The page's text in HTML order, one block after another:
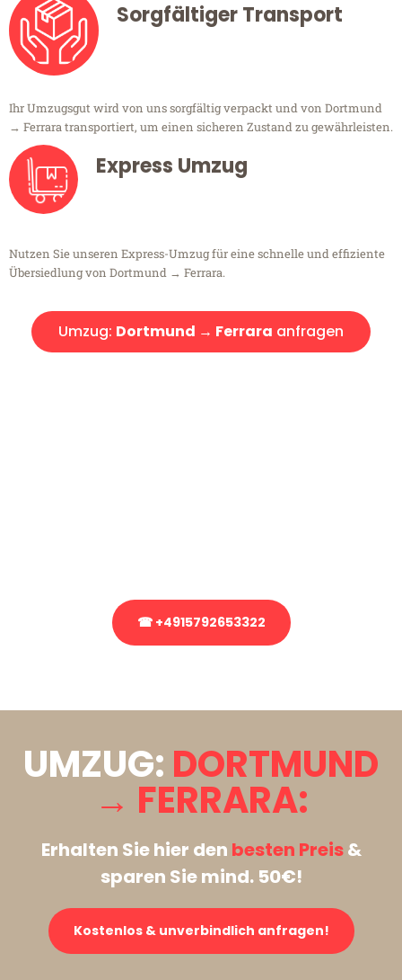
Sorgfältiger Transport
Ihr Umzugsgut wird von uns sorgfältig verpackt und von Dortmund
→ Ferrara transportiert, um einen sicheren Zustand zu gewährleisten.
Express Umzug
Nutzen Sie unseren Express-Umzug für eine schnelle und effiziente
Übersiedlung von Dortmund → Ferrara.
Umzug: Dortmund → Ferrara anfragen
☎ +4915792653322
UMZUG: DORTMUND
→ FERRARA:
Erhalten Sie hier den besten Preis&
sparen Sie mind. 50€!
Kostenlos & unverbindlich anfragen!